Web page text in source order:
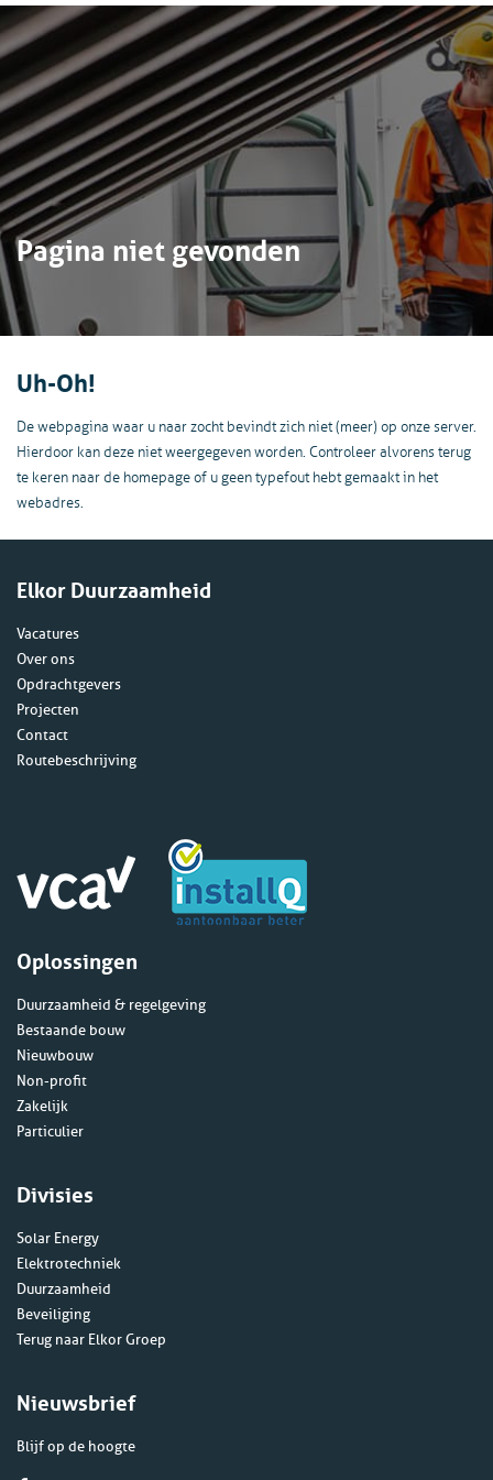
Pagina niet gevonden
Uh-Oh!
De webpagina waar u naar zocht bevindt zich niet (meer) op onze server.
Hierdoor kan deze niet weergegeven worden. Controleer alvorens terug
te keren naar de homepage of u geen typefout hebt gemaakt in het
webadres.
Elkor Duurzaamheid
Vacatures
Over ons
Opdrachtgevers
Projecten
Contact
Routebeschrijving
Oplossingen
Duurzaamheid & regelgeving
Bestaande bouw
Nieuwbouw
Non-profit
Zakelijk
Particulier
Divisies
Solar Energy
Elektrotechniek
Duurzaamheid
Beveiliging
Terug naar Elkor Groep
Nieuwsbrief
Blijf op de hoogte